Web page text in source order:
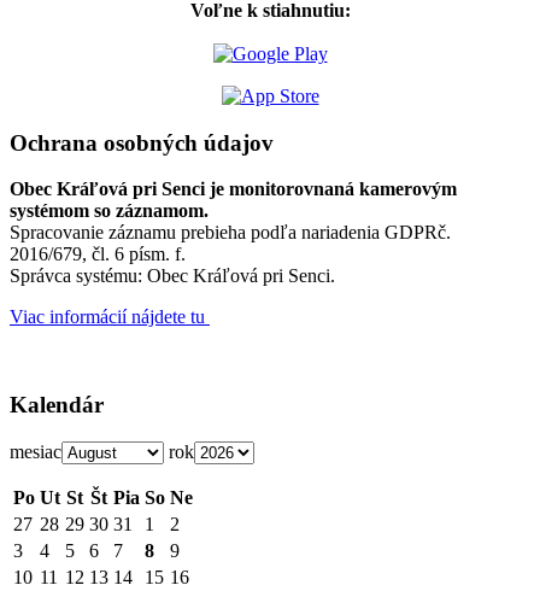
Voľne k stiahnutiu:
Ochrana osobných údajov
Obec Kráľová pri Senci je monitorovnaná kamerovým
systémom so záznamom.
Spracovanie záznamu prebieha podľa nariadenia GDPRč.
2016/679, čl. 6 písm. f.
Správca systému: Obec Kráľová pri Senci.
Viac informácií nájdete tu
Kalendár
mesiac rok
Po Ut St Št Pia So Ne
27 28 29 30 31 1
2
3
4 5 6 7 8
9
10 11 12 13 14 15 16